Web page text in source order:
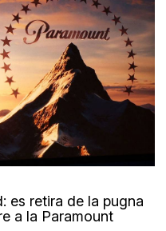
es retira de la pugna
a la Paramount